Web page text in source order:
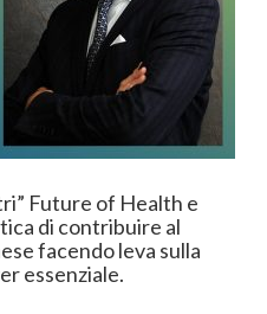
Future of Health e
di contribuire al
facendo leva sulla
essenziale.